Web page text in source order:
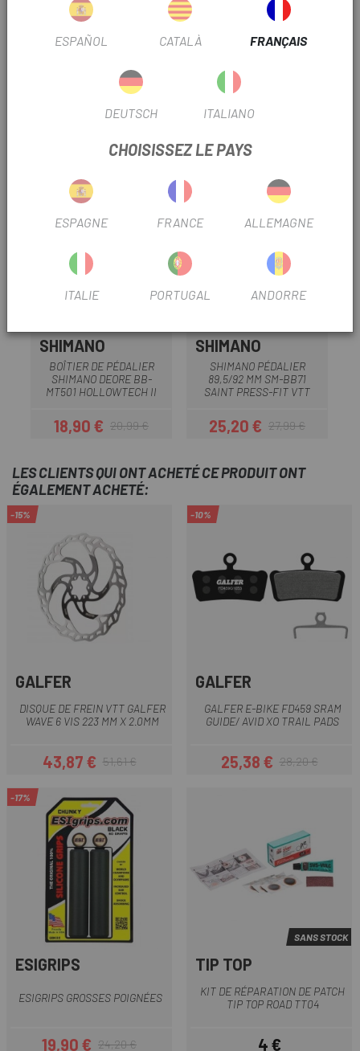
Permet une installation, un réglage et un entretien plus
Ils augmentent la transmission de puissance et la rigidité.
TRUSTED SHOPS REVIEWS
PRODUITS SIMILAIRES
SHIMANO
BOÎTIER DE PÉDALIER
SHIMANO DEORE BB-
MT501 HOLLOWTECH II
Prix
18,90 €Prix habituel
20,99 €
SHIMANO
SHIMANO PÉDALIER
89,5/92 MM SM-BB71
SAINT PRESS-FIT VTT
Prix
25,20 €Prix habituel
27,99 €
LES CLIENTS QUI ONT ACHETÉ CE PRODUIT ONT
ÉGALEMENT ACHETÉ:
-15%
GALFER
DISQUE DE FREIN VTT GALFER
WAVE 6 VIS 223 MM X 2.0MM
Prix
43,87 €Prix habituel
51,61 €
-10%
GALFER
GALFER E-BIKE FD459 SRAM
GUIDE/ AVID XO TRAIL PADS
Prix
25,38 €Prix habituel
28,20 €
-17%
ESIGRIPS
ESIGRIPS GROSSES POIGNÉES
19,90 € 24,20 €
SANS STOCK
TIP TOP
KIT DE RÉPARATION DE PATCH
TIP TOP ROAD TT04
4 €
ESPAÑOL CATALÀ FRANÇAIS
DEUTSCH ITALIANO
CHOISISSEZ LE PAYS
ESPAGNE FRANCE ALLEMAGNE
ITALIE PORTUGAL ANDORRE